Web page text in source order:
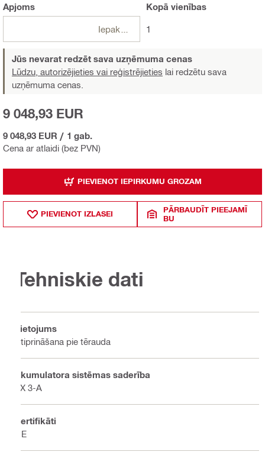
Apjoms Kopā vienības
1
Jūs nevarat redzēt sava uzņēmuma cenas
Lūdzu, autorizējieties vai reģistrējieties lai redzētu sava
uzņēmuma cenas.
Cena ar atlaidi (bez PVN)
9 048,93 EUR
9 048,93 EUR / 1 gab.
PIEVIENOT IEPIRKUMU GROZAM
PIEVIENOT IZLASEI
PĀRBAUDĪT PIEEJAMĪ
BU
Tehniskie dati
Lietojums
Stiprināšana pie tērauda
Akumulatora sistēmas saderība
FX 3-A
Sertifikāti
CE